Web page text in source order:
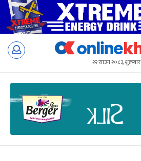
Skip
२२ साउन २०८३, शुक्रबार